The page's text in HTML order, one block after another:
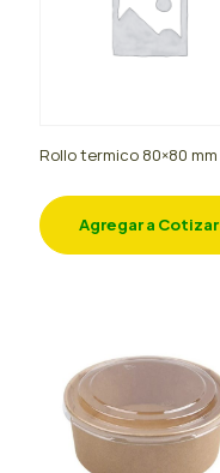
Rollo termico 80×80 mm
Agregar a Cotizar